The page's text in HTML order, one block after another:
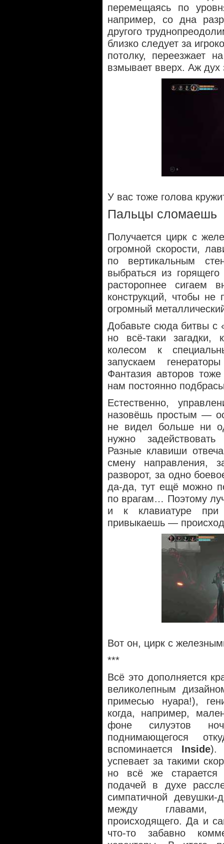
перемещаясь по
например, со дна
другого
близко следует за
потолку, переезжает
взмывает вверх. Аж дух
У вас тоже голова
Пальцы сломаешь
Получается цирк с
огромной скорости,
по вертикальным
выбраться из
расторопнее сигаем
конструкций, чтобы не
огромный
Добавьте сюда битвы с
но всё-таки загадки,
колесом к
запускаем
Фантазия авторов
нам постоянно
Естественно,
назовёшь простым —
не видел больше ни
нужно
Разные клавиши
смену направления,
разворот, за одно
да-да, тут ещё можно
по врагам… Поэтому
и к клавиатуре
привыкаешь —
Вот он, цирк с
***
Всё это дополняется
великолепным
примесью нуара!),
когда, например,
фоне силуэтов
поднимающегося
вспоминается Inside).
успевает за такими
но всё же старается
подачей в духе
симпатичной
между главами,
происходящего. Да и
что-то забавно